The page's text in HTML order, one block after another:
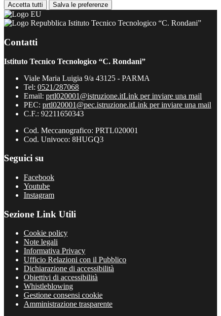
Accetta tutti Salva le preferenze
Istituto Tecnico Tecnologico “C. Rondani”
Contatti
Istituto Tecnico Tecnologico “C. Rondani”
Viale Maria Luigia 9/a 43125 - PARMA
Tel: 0521/287068
Email: prtl020001@istruzione.itLink per inviare una mail
PEC: prtl020001@pec.istruzione.itLink per inviare una mail
C.F.: 92211650343
Cod. Meccanografico: PRTL020001
Cod. Univoco: 8HUGQ3
Seguici su
Facebook
Youtube
Instagram
Sezione Link Utili
Cookie policy
Note legali
Informativa Privacy
Ufficio Relazioni con il Pubblico
Dichiarazione di accessibilità
Obiettivi di accessibilità
Whistleblowing
Gestione consensi cookie
Amministrazione trasparente